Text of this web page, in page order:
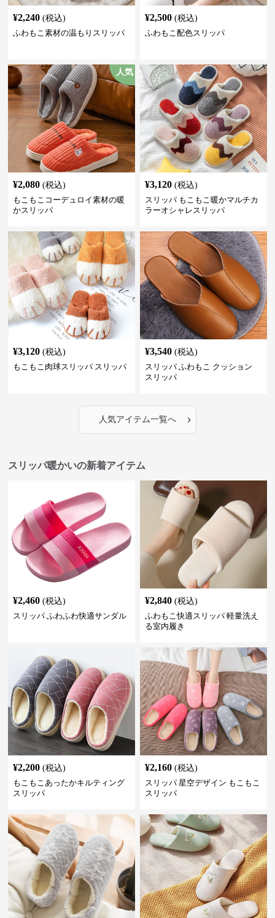
¥2,240 (税込)
ふわもこ素材の温もりスリッパ
¥2,500 (税込)
ふわもこ配色スリッパ
人気
¥2,080 (税込)
もこもこコーデュロイ素材の暖
かスリッパ
¥3,120 (税込)
スリッパ もこもこ暖かマルチカ
ラーオシャレスリッパ
¥3,120 (税込)
もこもこ肉球スリッパ スリッパ
¥3,540 (税込)
スリッパ ふわもこ クッション
スリッパ
人気アイテム一覧へ ›
スリッパ暖かいの新着アイテム
¥2,460 (税込)
スリッパ ふわふわ快適サンダル
¥2,840 (税込)
ふわもこ快適スリッパ 軽量洗え
る室内履き
¥2,200 (税込)
もこもこあったかキルティング
スリッパ
¥2,160 (税込)
スリッパ 星空デザイン もこもこ
スリッパ